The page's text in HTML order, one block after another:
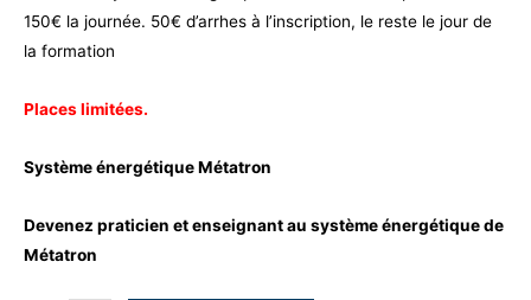
150€ la journée. 50€ d’arrhes à l’inscription, le reste le jour de
la formation
Places limitées.
Système énergétique Métatron
Devenez praticien et enseignant au système énergétique de
Métatron